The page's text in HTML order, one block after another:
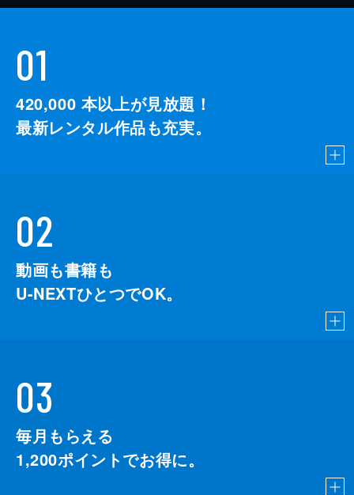
01
420,000 本以上が見放題！
最新レンタル作品も充実。
02
動画も書籍も
U-NEXTひとつでOK。
03
毎月もらえる
1,200ポイントでお得に。